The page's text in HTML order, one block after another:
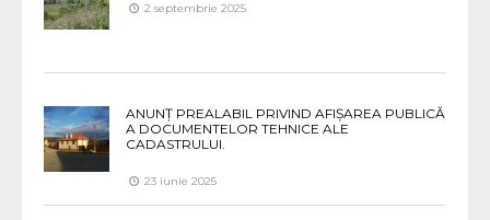
2 septembrie 2025
ANUNȚ PREALABIL PRIVIND AFIȘAREA PUBLICĂ
A DOCUMENTELOR TEHNICE ALE
CADASTRULUI.
23 iunie 2025